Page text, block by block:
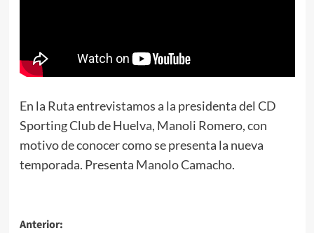
En la Ruta entrevistamos a la presidenta del CD
Sporting Club de Huelva, Manoli Romero, con
motivo de conocer como se presenta la nueva
temporada. Presenta Manolo Camacho.
Anterior: